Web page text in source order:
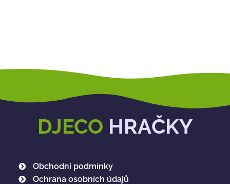
DJECO HRAČKY
Obchodní podmínky
Ochrana osobních údajů